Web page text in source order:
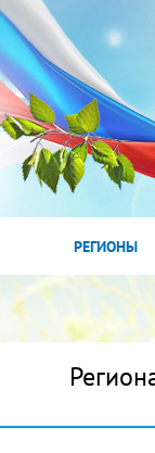
РЕГИОНЫ